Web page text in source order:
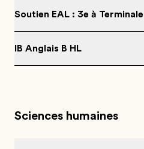
Soutien EAL : 3e à Terminale
IB Anglais B HL
Sciences humaines